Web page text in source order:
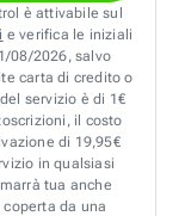
è attivabile sul
e verifica le iniziali
08/2026, salvo
carta di credito o
servizio è di 1€
il costo
di 19,95€
in qualsiasi
tua anche
da una